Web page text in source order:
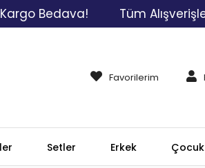
Tüm
Favorilerim
Setler Erkek Çocuk